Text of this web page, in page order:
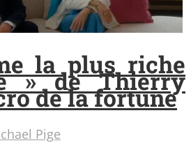
la plus riche
» de Thierry
de la fortune
Pige